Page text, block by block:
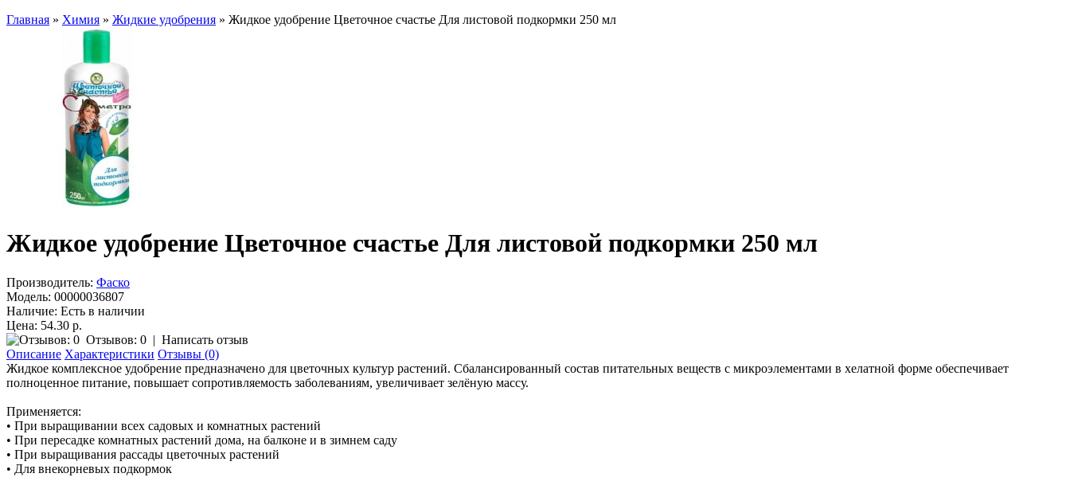
Главная » Химия » Жидкие удобрения » Жидкое удобрение Цветочное счастье Для листовой подкормки 250 мл
Жидкое удобрение Цветочное счастье Для листовой подкормки 250 мл
Производитель: Фаско
Модель: 00000036807
Наличие: Есть в наличии
Цена: 54.30 р.
Отзывов: 0 | Написать отзыв
Описание Характеристики Отзывы (0)
Жидкое комплексное удобрение предназначено для цветочных культур растений. Сбалансированный состав питательных веществ с микроэлементами в хелатной форме обеспечивает
полноценное питание, повышает сопротивляемость заболеваниям, увеличивает зелёную массу.
Применяется:
• При выращивании всех садовых и комнатных растений
• При пересадке комнатных растений дома, на балконе и в зимнем саду
• При выращивания рассады цветочных растений
• Для внекорневых подкормок